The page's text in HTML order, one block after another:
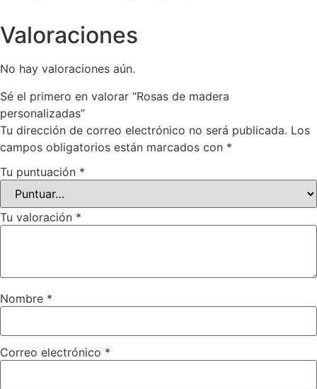
Valoraciones
No hay valoraciones aún.
Sé el primero en valorar “Rosas de madera
personalizadas”
Tu dirección de correo electrónico no será publicada. Los
campos obligatorios están marcados con *
Tu puntuación *
Tu valoración *
Nombre *
Correo electrónico *